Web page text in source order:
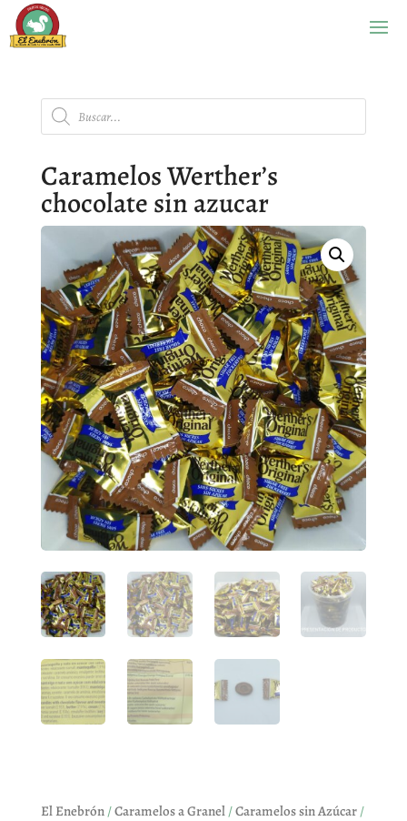
Búsqueda
de
productos
Caramelos Werther’s
chocolate sin azucar
El Enebrón/Caramelos a Granel/Caramelos sin Azúcar/